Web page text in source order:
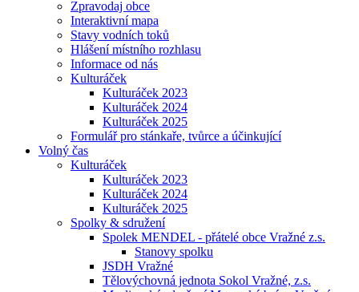
Zpravodaj obce
Interaktivní mapa
Stavy vodních toků
Hlášení místního rozhlasu
Informace od nás
Kulturáček
Kulturáček 2023
Kulturáček 2024
Kulturáček 2025
Formulář pro stánkaře, tvůrce a účinkující
Volný čas
Kulturáček
Kulturáček 2023
Kulturáček 2024
Kulturáček 2025
Spolky & sdružení
Spolek MENDEL - přátelé obce Vražné z.s.
Stanovy spolku
JSDH Vražné
Tělovýchovná jednota Sokol Vražné, z.s.